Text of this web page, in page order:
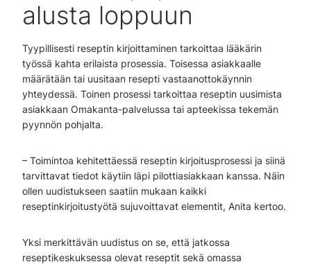
alusta loppuun
Tyypillisesti reseptin kirjoittaminen tarkoittaa lääkärin
työssä kahta erilaista prosessia. Toisessa asiakkaalle
määrätään tai uusitaan resepti vastaanottokäynnin
yhteydessä. Toinen prosessi tarkoittaa reseptin uusimista
asiakkaan Omakanta-palvelussa tai apteekissa tekemän
pyynnön pohjalta.
– Toimintoa kehitettäessä reseptin kirjoitusprosessi ja siinä
tarvittavat tiedot käytiin läpi pilottiasiakkaan kanssa. Näin
ollen uudistukseen saatiin mukaan kaikki
reseptinkirjoitustyötä sujuvoittavat elementit, Anita kertoo.
Yksi merkittävän uudistus on se, että jatkossa
reseptikeskuksessa olevat reseptit sekä omassa